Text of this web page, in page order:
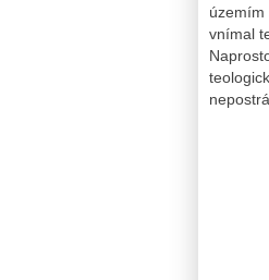
územím
vnímal